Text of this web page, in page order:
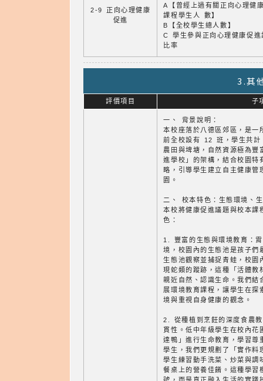
2-9 正向心理健康
促進
A【曾經上過有關正向心理健
課程學生人 數】
B【全校學生總人數】
C 學生參與正向心理健康促進
比率
3.其
評價項目 子
一、 背景說明：
本校座落於八德區郊區，是一
前全校設有 12 班，學生共
農田與埤塘，自然資源極為豐
進學校」的架構，結合校園特
略，引導學生建立自主健康管
園。
二、 校本特色：生態環境、
本校將健康促進議題與校本課
色：
1. 豐富的生態與環境教育：
境，校園內的生態池是孩子們
生態池觀察並捕捉青蛙，校園
現蛇類的蹤跡，這種「活體教
親近自然、認識生命。我們結
展環境教育課程，讓學生在探
境與重視自身健康的觀念。
2. 從種植到烹飪的深度食農
貫性。低中年級學生在校內花
達鴨」進行生命教育，學習尊
學生，我們更規劃了「實作料
學生練習動手洗菜、炒菜與調
餐桌上的營養佳餚。這種學習